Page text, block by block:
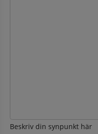
Beskriv din synpunkt här